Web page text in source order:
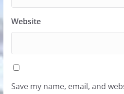
Website
Save my name, email, and